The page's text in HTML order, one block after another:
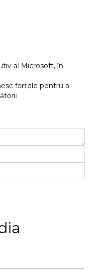
al Microsoft, în
forțele pentru a